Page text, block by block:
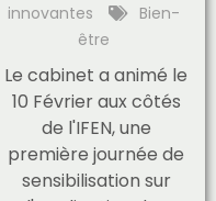
innovantes
Bien-
être
Le cabinet a animé le
10 Février aux côtés
de l'IFEN, une
première journée de
sensibilisation sur